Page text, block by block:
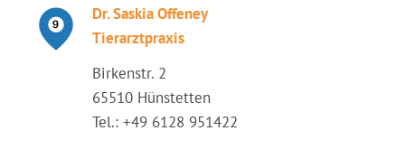
Dr. Saskia Offeney
Tierarztpraxis
Birkenstr. 2
65510 Hünstetten
Tel.: +49 6128 951422